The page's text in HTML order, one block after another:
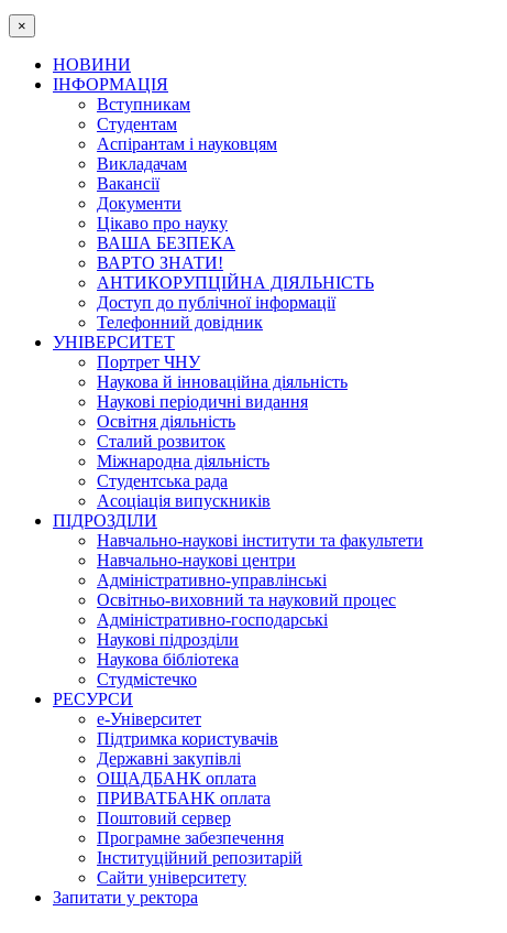
×
НОВИНИ
ІНФОРМАЦІЯ
Вступникам
Студентам
Аспірантам і науковцям
Викладачам
Вакансії
Документи
Цікаво про науку
ВАША БЕЗПЕКА
ВАРТО ЗНАТИ!
АНТИКОРУПЦІЙНА ДІЯЛЬНІСТЬ
Доступ до публічної інформації
Телефонний довідник
УНІВЕРСИТЕТ
Портрет ЧНУ
Наукова й інноваційна діяльність
Наукові періодичні видання
Освітня діяльність
Сталий розвиток
Міжнародна діяльність
Студентська рада
Асоціація випускників
ПІДРОЗДІЛИ
Навчально-наукові інститути та факультети
Навчально-наукові центри
Адміністративно-управлінські
Освітньо-виховний та науковий процес
Адміністративно-господарські
Наукові підрозділи
Наукова бібліотека
Студмістечко
РЕСУРСИ
е-Університет
Підтримка користувачів
Державні закупівлі
ОЩАДБАНК оплата
ПРИВАТБАНК оплата
Поштовий сервер
Програмне забезпечення
Інституційний репозитарій
Сайти університету
Запитати у ректора